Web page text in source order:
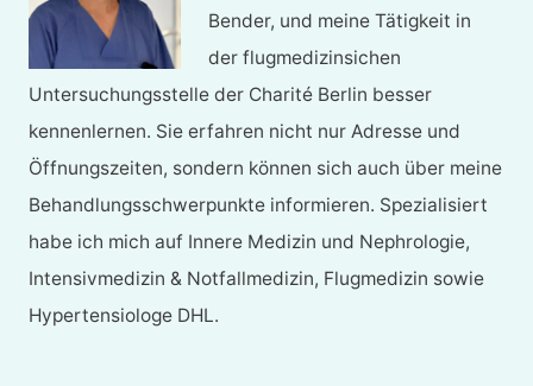
Bender, und meine Tätigkeit in
der flugmedizinsichen
Untersuchungsstelle der Charité Berlin besser
kennenlernen. Sie erfahren nicht nur Adresse und
Öffnungszeiten, sondern können sich auch über meine
Behandlungsschwerpunkte informieren. Spezialisiert
habe ich mich auf Innere Medizin und Nephrologie,
Intensivmedizin & Notfallmedizin, Flugmedizin sowie
Hypertensiologe DHL.